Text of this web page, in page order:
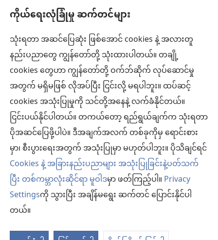
ကိုယ်ရေးလုံခြုံမှု ဆက်တင်များ
သုံးရတာ အဆင်ပြေဆုံး ဖြစ်အောင် cookies နဲ့ အလားတူ
နည်းပညာတွေ ကျွန်တော်တို့ သုံးထားပါတယ်။ တချို့
cookies တွေဟာ ကျွန်တော်တို့ ဝက်ဘ်ဆိုက် လုပ်ဆောင်မှု
အတွက် မရှိမဖြစ် လိုအပ်ပြီး ငြင်းလို့ မရပါဘူး။ ထပ်ဆင့်
cookies အသုံးပြုမှုကို သင်တို့အနေနဲ့ လက်ခံနိုင်တယ်။
ငြင်းပယ်နိုင်ပါတယ်။ တကယ်တော့ ရည်ရွယ်ချက်က သုံးရတာ
ပိုအဆင်ပြေဖို့ပါပဲ။ ဒီအချက်အလက် တစ်ခုကိုမှ ရောင်းစား
မှာ၊ စီးပွားရေးအတွက် အသုံးပြုမှာ မဟုတ်ပါဘူး။ ပိုသိချင်ရင်
Cookies နဲ့ အခြားနည်းပညာများ အသုံးပြုခြင်းနဲ့ပတ်သက်
ပြီး တစ်ကမ္ဘာလုံးဆိုင်ရာ မူဝါဒမှာ ဖတ်ကြည့်ပါ။Privacy
Settingsကို သွားပြီး အချိန်မရွေး ဆက်တင် ပြောင်းနိုင်ပါ
တယ်။
အကူအညီ
အလှူငွေ
(window
အသစ်
ဖွ
င့်
နေ
ပါ
တယ်)
ကင်းမျှော်စင် အွန်လိုင်းစာကြည့်တိုက်™
(window
အသစ်
ဖွ
င့်
နေ
ပါ
တယ်)
JW Hub®
(window
အသစ်
ဖွ
င့်
နေ
ပါ
တယ်)
JW Library®
ကင်းမျှော်စင် စာကြည့်တိုက်
Copyright© 2026 Watch Tower Bible and Tract Society of Pennsylvania.
လိုက်နာရန် စည်းကမ်းများ